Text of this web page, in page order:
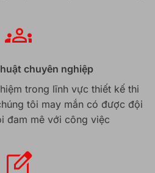
chuyên nghiệp
trong lĩnh vực thiết kế thi
tôi may mắn có được đội
đam mê với công việc